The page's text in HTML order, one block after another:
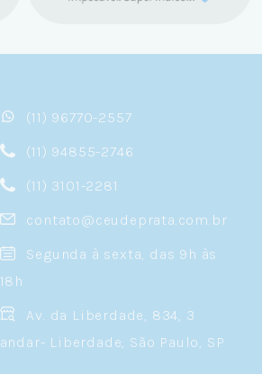
(11) 96770-2557
(11) 94855-2746
(11) 3101-2281
contato@ceudeprata.com.br
Segunda à sexta, das 9h às
18h
Av. da Liberdade, 834, 3
andar- Liberdade, São Paulo, SP